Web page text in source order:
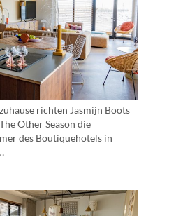
richten Jasmijn Boots
Other Season die
des Boutiquehotels in